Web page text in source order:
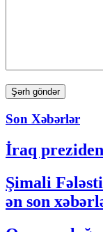
Son Xəbərlər
İraq
Şimali
ən son